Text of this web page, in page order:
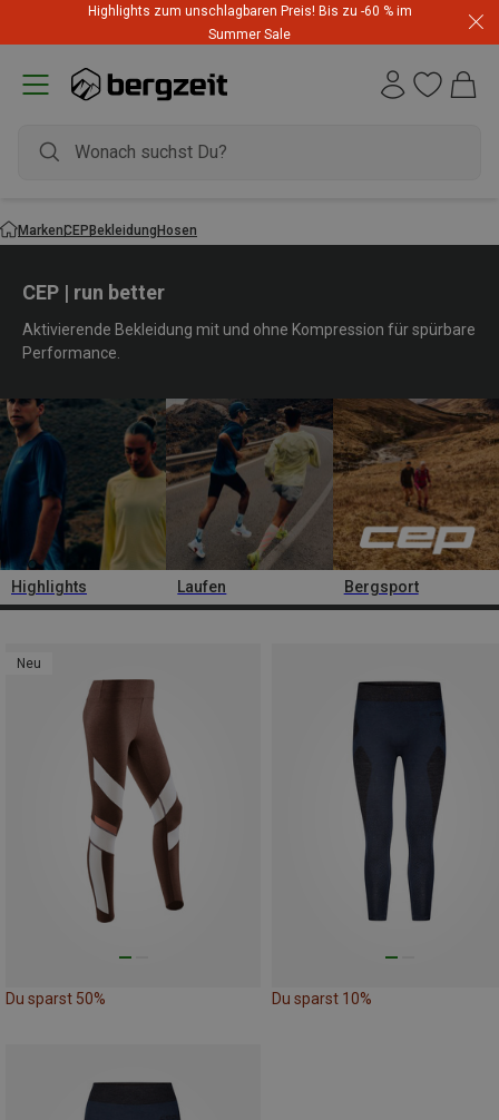
Highlights zum unschlagbaren Preis! Bis zu -60 % im
Summer Sale
MarkenCEPBekleidungHosen
CEP | run better
Aktivierende Bekleidung mit und ohne Kompression für spürbare
Performance.
Highlights Laufen Bergsport
Neu
Du sparst 50% Du sparst 10%